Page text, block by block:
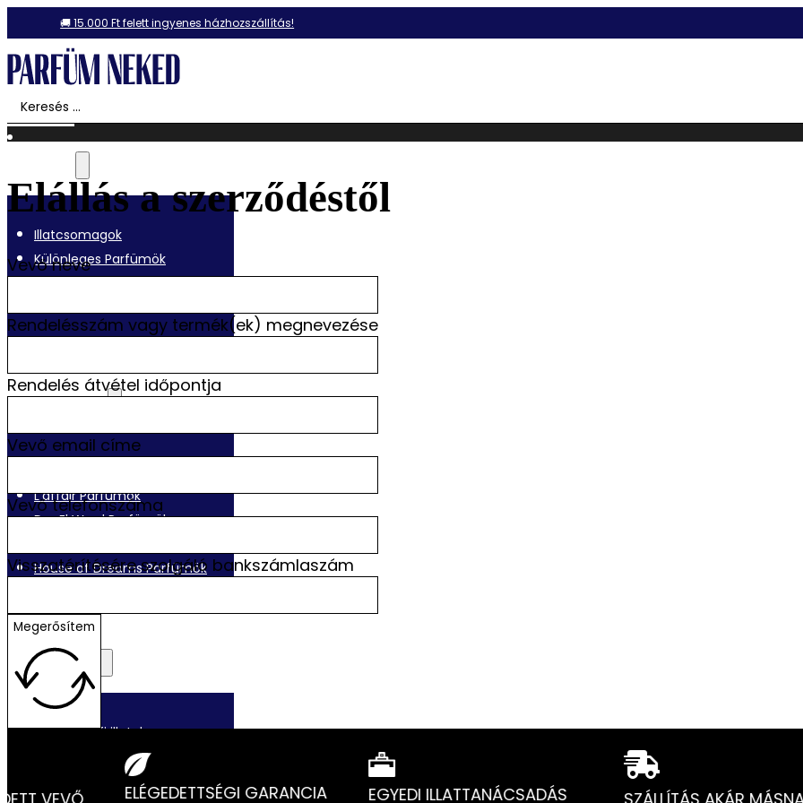
🚚 15.000 Ft felett ingyenes házhozszállítás!
Search
...
Akció!
Illatcsomagok
Különleges Parfümök
Ajándékutalványok
Dubai Parfümök
L’affair Parfümök
Dar El Ward Parfümök
House of Dreams Parfümök
Férfi Parfümök
L’affair Férfi illatok
Dubai Férfi illatok
Cuba Férfi illatok
Elállás a szerződéstől
Vevő neve
Rendelésszám vagy termék(ek) megnevezése
Rendelés átvétel időpontja
Vevő email címe
Vevő telefonszáma
Visszatérítésére szolgáló bankszámlaszám
Megerősítem
ELÉGEDETTSÉGI GARANCIA EGYEDI ILLATTANÁCSADÁS